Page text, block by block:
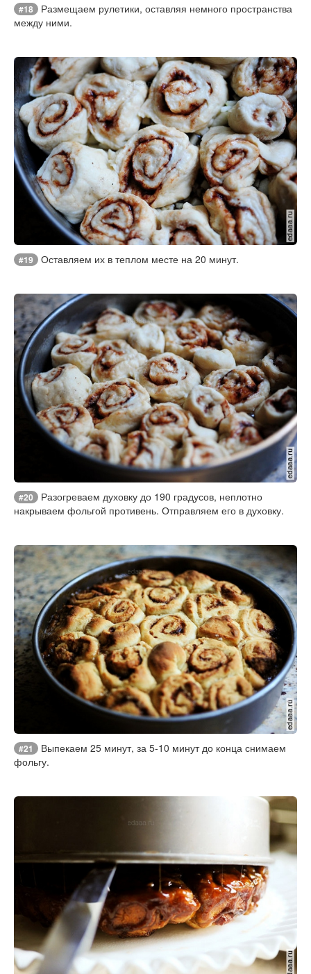
#18
Размещаем рулетики, оставляя немного пространства
между ними.
#19 Оставляем их в теплом месте на 20 минут.
#20
Разогреваем духовку до 190 градусов, неплотно
накрываем фольгой противень. Отправляем его в духовку.
#21
Выпекаем 25 минут, за 5-10 минут до конца снимаем
фольгу.